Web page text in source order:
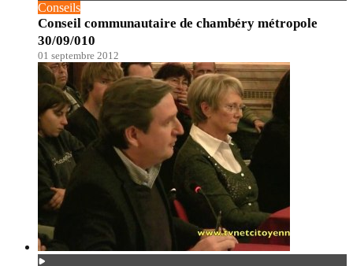
Conseils
Conseil communautaire de chambéry métropole
30/09/010
01 septembre 2012